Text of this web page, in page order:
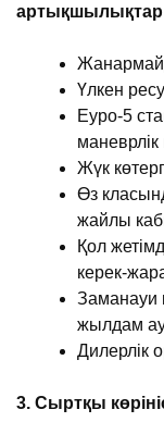
артықшылықтар
Үлкен
Еуро-5
маневрлік
Жүк
Өз
жайлы
Қол
керек-
Заманауи
жылдам
Дилерлік
3. Сыртқы